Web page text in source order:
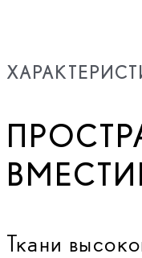
Ткани